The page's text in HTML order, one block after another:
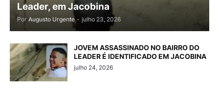
Leader, em Jacobina
Por Augusto Urgente - julho 23, 2026
JOVEM ASSASSINADO NO BAIRRO DO
LEADER É IDENTIFICADO EM JACOBINA
julho 24, 2026